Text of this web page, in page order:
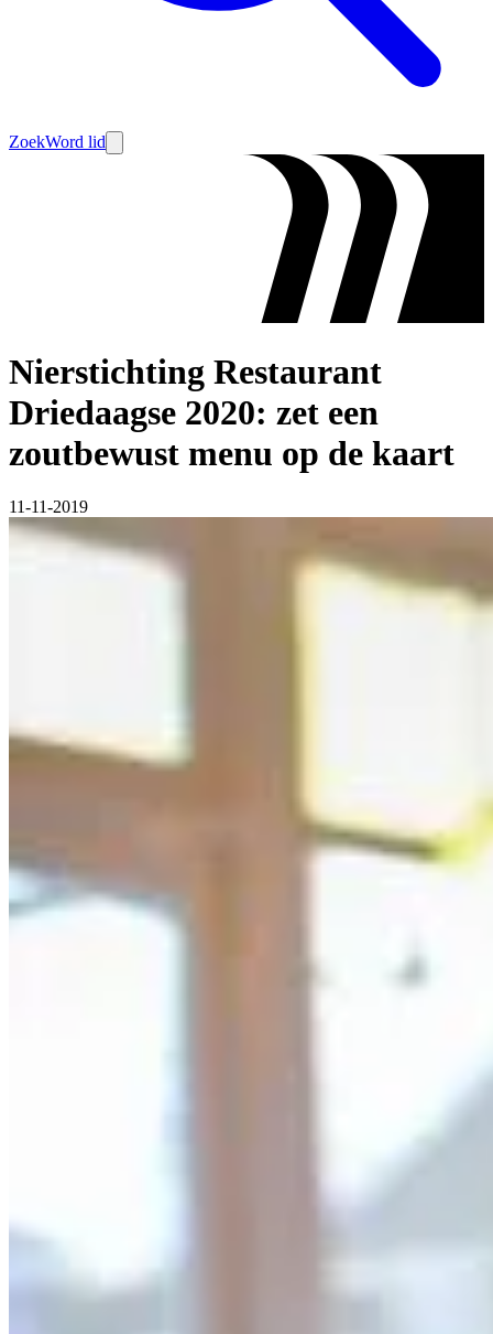
ZoekWord lid
Nierstichting Restaurant
Driedaagse 2020: zet een
zoutbewust menu op de kaart
11-11-2019